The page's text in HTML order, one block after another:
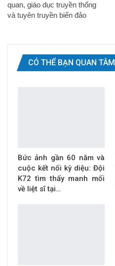
quan, giáo dục truyền thống
và tuyên truyền biển đảo
CÓ THỂ BẠN QUAN TÂM
Bức ảnh gần 60 năm và
cuộc kết nối kỳ diệu: Đội
K72 tìm thấy manh mối
về liệt sĩ tại…